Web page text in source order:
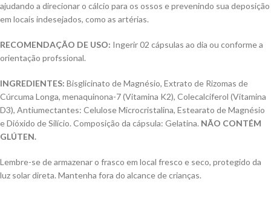
ajudando a direcionar o cálcio para os ossos e prevenindo sua deposição
em locais indesejados, como as artérias.
RECOMENDAÇÃO DE USO: Ingerir 02 cápsulas ao dia ou conforme a
orientação profssional.
INGREDIENTES: Bisglicinato de Magnésio, Extrato de Rizomas de
Cúrcuma Longa, menaquinona-7 (Vitamina K2), Colecalciferol (Vitamina
D3), Antiumectantes: Celulose Microcristalina, Estearato de Magnésio
e Dióxido de Silício. Composição da cápsula: Gelatina. NÃO CONTÉM
GLÚTEN.
Lembre-se de armazenar o frasco em local fresco e seco, protegido da
luz solar direta. Mantenha fora do alcance de crianças.